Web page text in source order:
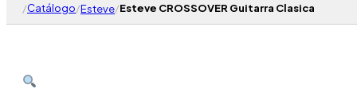
/Catálogo/Esteve/Esteve CROSSOVER Guitarra Clasica